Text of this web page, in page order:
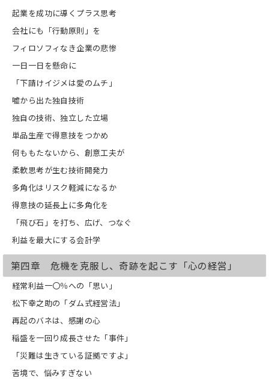
起業を成功に導くプラス思考
会社にも「行動原則」を
フィロソフィなき企業の悲惨
一日一日を懸命に
「下請けイジメは愛のムチ」
嘘から出た独自技術
独自の技術、独立した立場
単品生産で得意技をつかめ
何ももたないから、創意工夫が
柔軟思考が生む技術開発力
多角化はリスク軽減になるか
得意技の延長上に多角化を
「飛び石」を打ち、広げ、つなぐ
利益を最大にする会計学
第四章 危機を克服し、奇跡を起こす「心の経営」
経常利益一〇％への「思い」
松下幸之助の「ダム式経営法」
再起のバネは、感謝の心
稲盛を一回り成長させた「事件」
「災難は生きている証拠ですよ」
苦境で、悩みすぎない